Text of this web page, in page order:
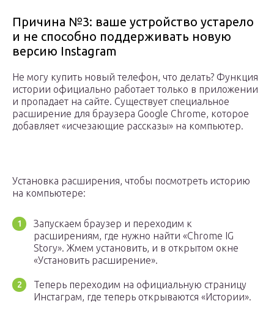
Причина №3: ваше устройство устарело
и не способно поддерживать новую
версию Instagram
Не могу купить новый телефон, что делать? Функция
истории официально работает только в приложении
и пропадает на сайте. Существует специальное
расширение для браузера Google Chrome, которое
добавляет «исчезающие рассказы» на компьютер.
Установка расширения, чтобы посмотреть историю
на компьютере:
Запускаем браузер и переходим к
расширениям, где нужно найти «Chrome IG
Story». Жмем установить, и в открытом окне
«Установить расширение».
Теперь переходим на официальную страницу
Инстаграм, где теперь открываются «Истории».